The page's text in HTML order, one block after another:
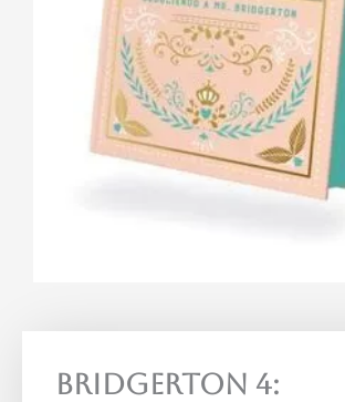
Bridgerton 4: